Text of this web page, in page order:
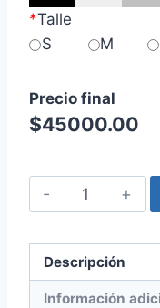
*Talle
S
M
Precio final
$45000.00
Buzo
Rey
n
cantidad
Descripción
Información